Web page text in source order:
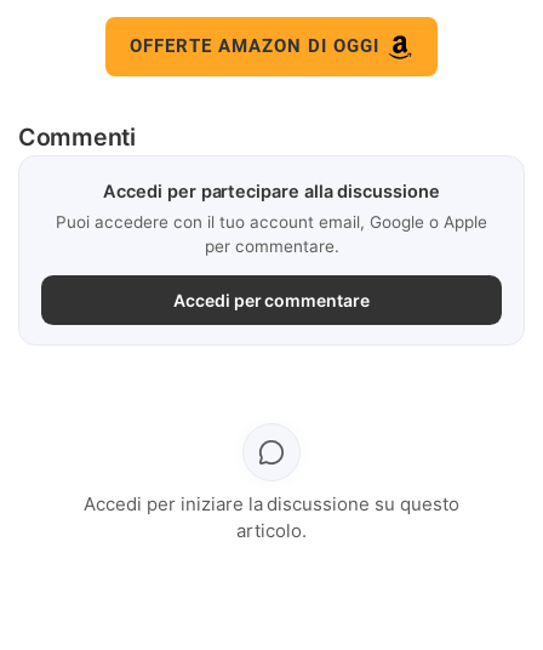
OFFERTE AMAZON DI OGGI
Commenti
Accedi per partecipare alla discussione
Puoi accedere con il tuo account email, Google o Apple
per commentare.
Accedi per commentare
Accedi per iniziare la discussione su questo
articolo.